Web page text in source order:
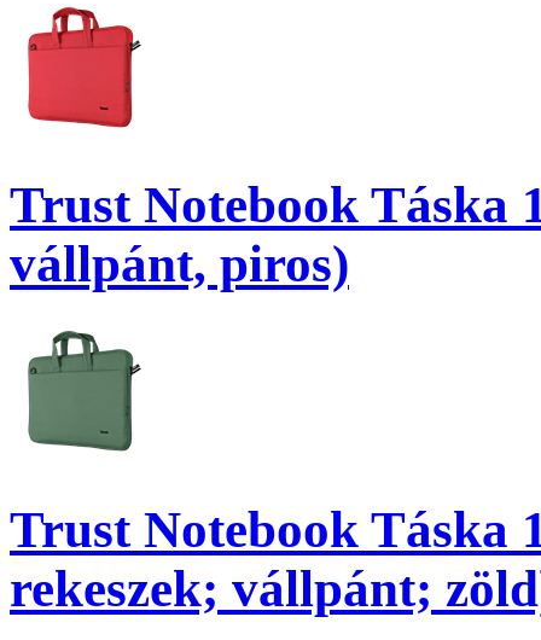
Trust Notebook Táska
vállpánt, piros)
Trust Notebook Táska
rekeszek; vállpánt;